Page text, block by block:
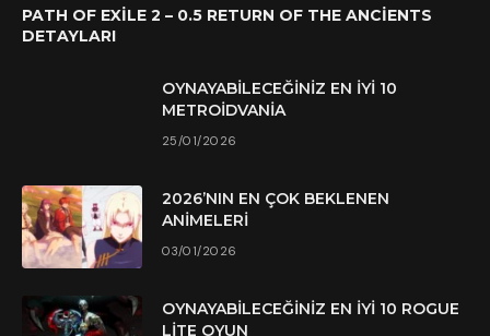
PATH OF EXILE 2 – 0.5 RETURN OF THE ANCIENTS
DETAYLARI
OYNAYABILECEĞINIZ EN İYI 10
METROIDVANIA
25/01/2026
2026’NIN EN ÇOK BEKLENEN
ANIMELERI
03/01/2026
OYNAYABILECEĞINIZ EN İYI 10 ROGUE
LITE OYUN